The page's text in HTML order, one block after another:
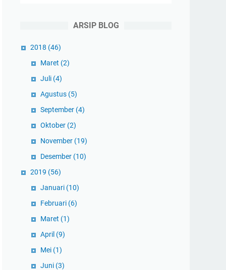
ARSIP BLOG
2018 (46)
Maret (2)
Juli (4)
Agustus (5)
September (4)
Oktober (2)
November (19)
Desember (10)
2019 (56)
Januari (10)
Februari (6)
Maret (1)
April (9)
Mei (1)
Juni (3)